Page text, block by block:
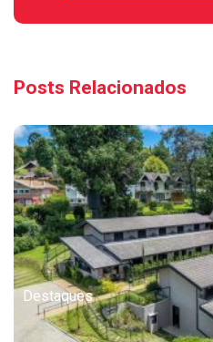
Posts Relacionados
Destaques